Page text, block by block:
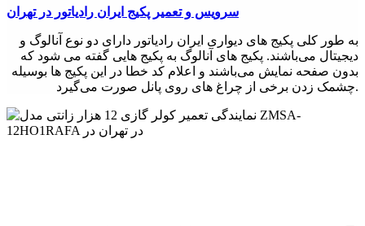
سرویس و تعمیر پکیج ایران رادیاتور در تهران
به طور کلی پکیج های دیواری ایران رادیاتور دارای دو نوع آنالوگ و
دیجیتال می‌باشند. پکیج های آنالوگ به پکیج هایی گفته می شود که
بدون صفحه نمایش می‌باشند و اعلام کد خطا در این پکیج ها بوسیله
چشمک زدن برخی از چراغ های روی پانل صورت می‌گیرد.